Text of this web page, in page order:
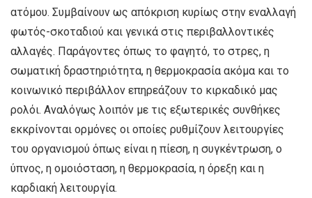
ατόμου. Συμβαίνουν ως απόκριση κυρίως στην εναλλαγή
φωτός-σκοταδιού και γενικά στις περιβαλλοντικές
αλλαγές. Παράγοντες όπως το φαγητό, το στρες, η
σωματική δραστηριότητα, η θερμοκρασία ακόμα και το
κοινωνικό περιβάλλον επηρεάζουν το κιρκαδικό μας
ρολόι. Αναλόγως λοιπόν με τις εξωτερικές συνθήκες
εκκρίνονται ορμόνες οι οποίες ρυθμίζουν λειτουργίες
του οργανισμού όπως είναι η πίεση, η συγκέντρωση, ο
ύπνος, η ομοιόσταση, η θερμοκρασία, η όρεξη και η
καρδιακή λειτουργία.